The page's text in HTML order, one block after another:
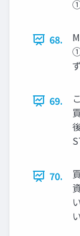
68.
69.
70.